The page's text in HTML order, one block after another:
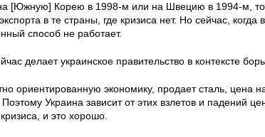
[Южную] Корею в 1998-м или на Швецию в 1994-м, то
в те страны, где кризиса нет. Но сейчас, когда
способ не работает.
делает украинское правительство в контексте
ориентированную экономику, продает сталь, цена
Украина зависит от этих взлетов и падений
и это хорошо.